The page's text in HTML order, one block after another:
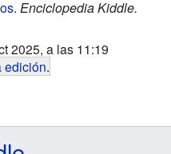
. Enciclopedia Kiddle.
2025, a las 11:19
edición.